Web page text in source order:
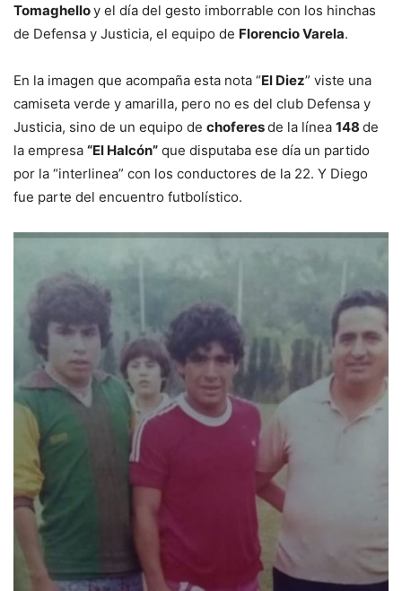
Tomaghelloy el día del gesto imborrable con los hinchas
de Defensa y Justicia, el equipo de Florencio Varela.
En la imagen que acompaña esta nota “El Diez” viste una
camiseta verde y amarilla, pero no es del club Defensa y
Justicia, sino de un equipo de choferesde la línea 148 de
la empresa “El Halcón” que disputaba ese día un partido
por la “interlinea” con los conductores de la 22. Y Diego
fue parte del encuentro futbolístico.